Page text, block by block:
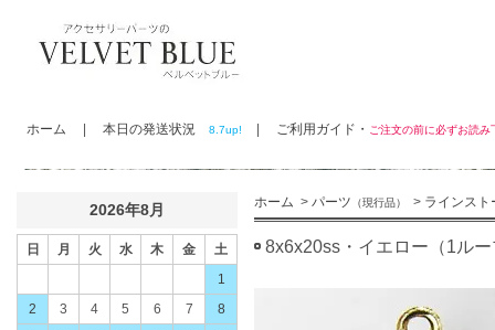
ホーム 本日の発送状況 8.7up! ご利用ガイド・ ご注文の前に必ずお読
ホーム > パーツ （現行品） > ラインスト
8x6x20ss・イエロー（1ル
2026年8月
日 月 火 水 木 金
土
1
2
3 4 5 6 7
8